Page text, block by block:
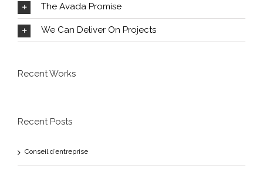
The Avada Promise
We Can Deliver On Projects
Recent Works
Recent Posts
Conseil d’entreprise